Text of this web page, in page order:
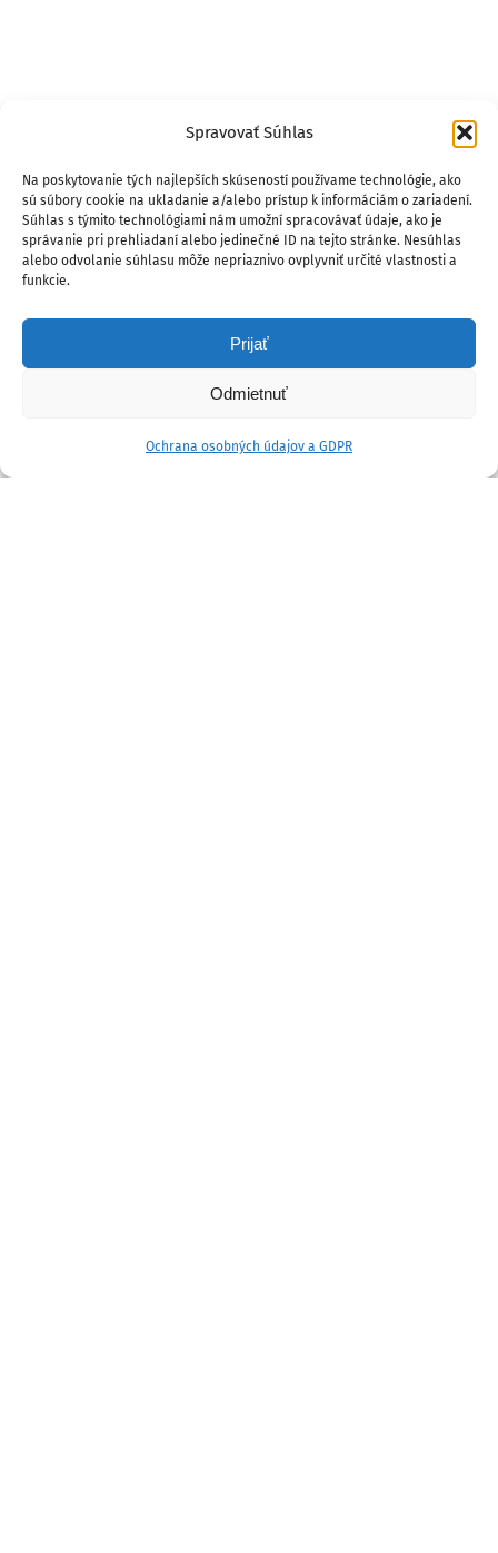
Spravovať Súhlas
Na poskytovanie tých najlepších skúseností používame technológie, ako
sú súbory cookie na ukladanie a/alebo prístup k informáciám o zariadení.
Súhlas s týmito technológiami nám umožní spracovávať údaje, ako je
správanie pri prehliadaní alebo jedinečné ID na tejto stránke. Nesúhlas
alebo odvolanie súhlasu môže nepriaznivo ovplyvniť určité vlastnosti a
funkcie.
Prijať
Odmietnuť
Ochrana osobných údajov a GDPR